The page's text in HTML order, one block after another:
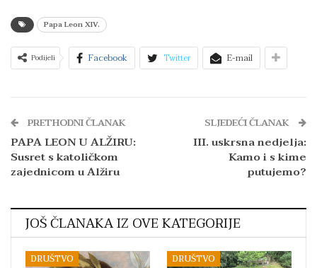
Papa Leon XIV.
Podijeli Facebook Twitter E-mail
PRETHODNI ČLANAK
PAPA LEON U ALŽIRU:
Susret s katoličkom
zajednicom u Alžiru
SLJEDEĆI ČLANAK
III. uskrsna nedjelja:
Kamo i s kime
putujemo?
JOŠ ČLANAKA IZ OVE KATEGORIJE
DRUŠTVO DRUŠTVO